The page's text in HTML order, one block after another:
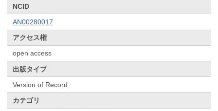
NCID
AN00280017
アクセス権
open access
出版タイプ
Version of Record
カテゴリ